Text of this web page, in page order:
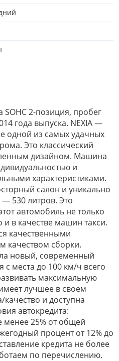
SOHC 2-позиция, пробег
года выпуска. NEXIA —
одной из самых удачных
Это классический
дизайном. Машина
и
характеристиками.
салон и уникально
530 литров. Это
автомобиль не только
в качестве машин такси.
качественными
качеством сборки.
новый, современный
с места до 100 км/ч всего
максимальную
лучшее в своем
и доступна
автокредита:
менее 25% от общей
процент от 12% до
кредита не более
по перечислению.